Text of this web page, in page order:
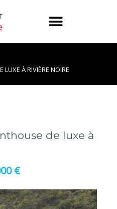
LUXE À RIVIÈRE NOIRE
de luxe à
€